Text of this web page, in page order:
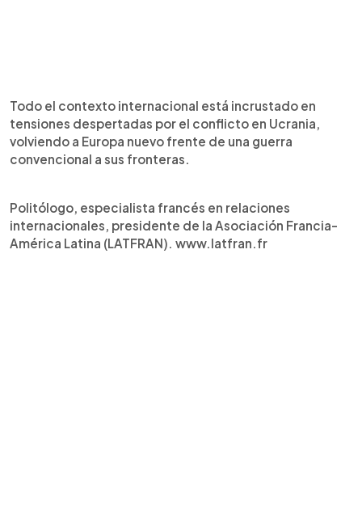
Todo el contexto internacional está incrustado en
tensiones despertadas por el conflicto en Ucrania,
volviendo a Europa nuevo frente de una guerra
convencional a sus fronteras.
Politólogo, especialista francés en relaciones
internacionales, presidente de la Asociación Francia-
América Latina (LATFRAN). www.latfran.fr